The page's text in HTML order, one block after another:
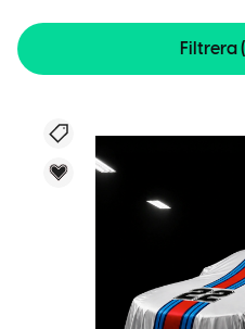
Filtrera (
Nyhet
Voky Rekommenderar